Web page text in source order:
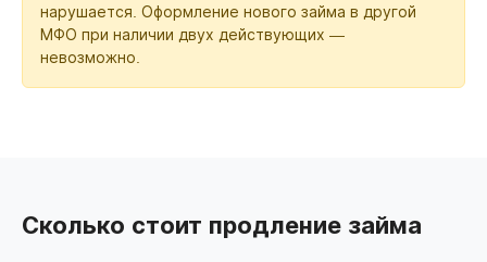
нарушается. Оформление нового займа в другой
МФО при наличии двух действующих —
невозможно.
Сколько стоит продление займа